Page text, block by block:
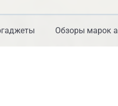
Обзоры марок